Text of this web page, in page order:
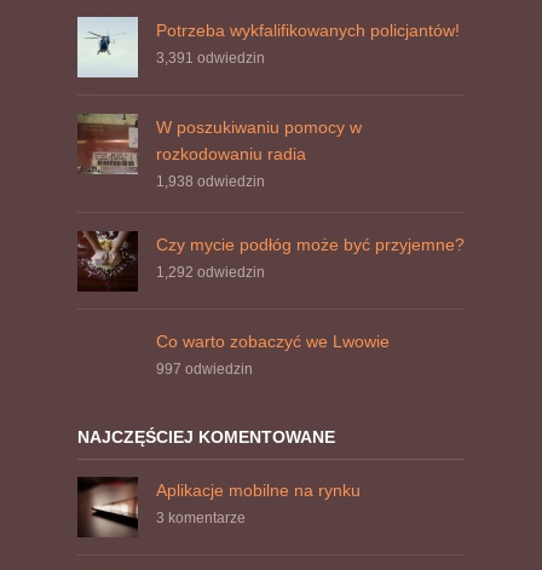
Potrzeba wykfalifikowanych policjantów!
3,391 odwiedzin
W poszukiwaniu pomocy w
rozkodowaniu radia
1,938 odwiedzin
Czy mycie podłóg może być przyjemne?
1,292 odwiedzin
Co warto zobaczyć we Lwowie
997 odwiedzin
NAJCZĘŚCIEJ KOMENTOWANE
Aplikacje mobilne na rynku
3 komentarze